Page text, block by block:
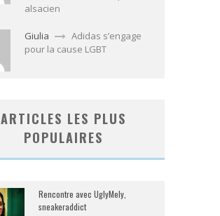
alsacien
Giulia
Adidas s’engage
pour la cause LGBT
ARTICLES LES PLUS
POPULAIRES
Rencontre avec UglyMely,
sneakeraddict